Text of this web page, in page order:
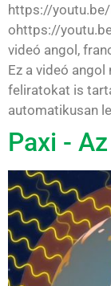
https://
ohttps://
videó angol,
Ez a videó
feliratokat is
automatikusan
Paxi -